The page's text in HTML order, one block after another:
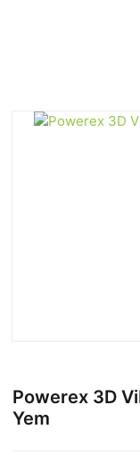
Powerex 3D
Yem